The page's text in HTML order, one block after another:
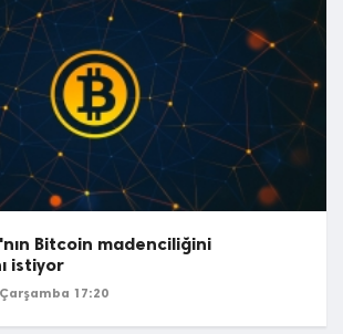
Bitcoin madenciliğini
istiyor
17:20